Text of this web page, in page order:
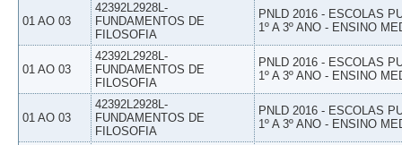
01 AO 03
42392L2928L-
FUNDAMENTOS DE
FILOSOFIA
PNLD 2016 - ESCOLAS
1º A 3º ANO - ENSINO
01 AO 03
42392L2928L-
FUNDAMENTOS DE
FILOSOFIA
PNLD 2016 - ESCOLAS
1º A 3º ANO - ENSINO
01 AO 03
42392L2928L-
FUNDAMENTOS DE
FILOSOFIA
PNLD 2016 - ESCOLAS
1º A 3º ANO - ENSINO